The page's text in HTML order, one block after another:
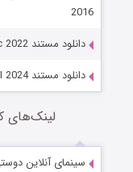
2016
دانلود مستند How to Survive a Pandemic 2022
دانلود مستند Lost U-Boats of WWII 2024
لینک‌های
سینمای آنلاین